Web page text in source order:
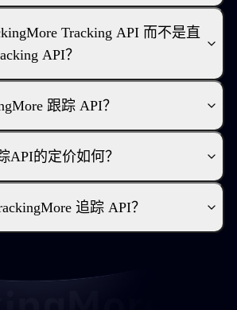
Tracking API 而不是直
API？
跟踪 API？
API的定价如何？
追踪 API？